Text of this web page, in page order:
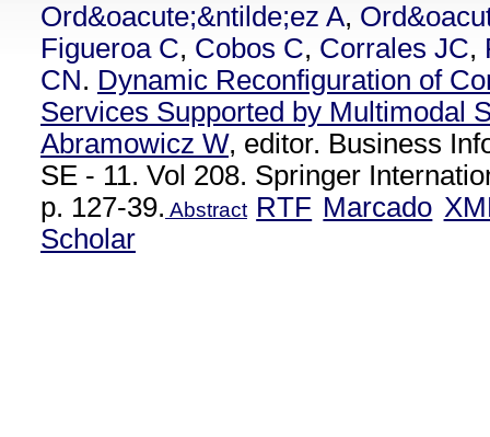
Ord&oacute;&ntilde;ez A,
Figueroa C, Cobos C, Corrales JC,
CN. Dynamic Reconfiguration of
Services Supported by Multimodal
Abramowicz W, editor. Business
SE - 11. Vol 208. Springer
p. 127-39. Abstract RTF Marcado
Scholar